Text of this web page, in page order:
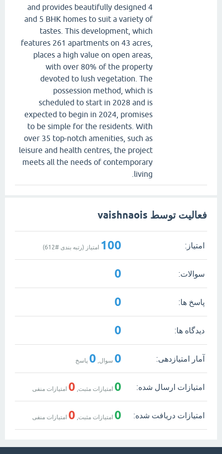
and provides beautifully designed 4
and 5 BHK homes to suit a variety of
tastes. This development, which
features 261 apartments on 43 acres,
places a high value on open areas,
with over 80% of the property
devoted to lush vegetation. The
possession method, which is
scheduled to start in 2028 and is
expected to begin in 2024, promises
to be simple for the residents. With
over 35 top-notch amenities, such as
leisure and health centres, the project
meets all the needs of contemporary
living.
فعالیت توسط vaishnaois
امتیاز: 100 امتیاز (رتبه بندی #612
)
سوالات: 0
پاسخ ها: 0
دیدگاه ها: 0
آمار امتیازدهی: 0 سوال, 0 پاسخ
امتیازات ارسال شده: 0 امتیازات مثبت, 0 امتیازات منفی
امتیازات دریافت شده: 0 امتیازات مثبت, 0 امتیازات منفی